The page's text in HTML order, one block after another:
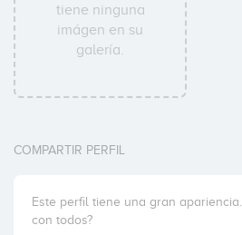
tiene ninguna
imágen en su
galería.
COMPARTIR PERFIL
Este perfil tiene una gran
con todos?